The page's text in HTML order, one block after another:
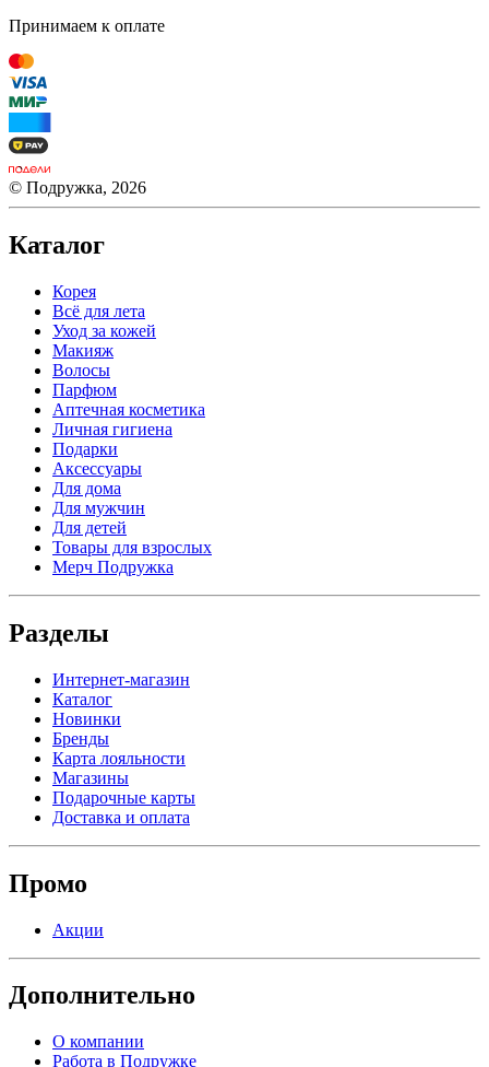
Принимаем к оплате
© Подружка, 2026
Каталог
Корея
Всё для лета
Уход за кожей
Макияж
Волосы
Парфюм
Аптечная косметика
Личная гигиена
Подарки
Аксессуары
Для дома
Для мужчин
Для детей
Товары для взрослых
Мерч Подружка
Разделы
Интернет-магазин
Каталог
Новинки
Бренды
Карта лояльности
Магазины
Подарочные карты
Доставка и оплата
Промо
Акции
Дополнительно
О компании
Работа в Подружке